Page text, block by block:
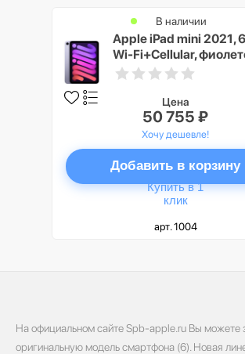
Apple iPad mini 2021,
Wi-Fi+Cellular,
В наличии
Цена
50 755 ₽
Хочу дешевле!
Добавить в корзину
Купить в 1
клик
арт. 1004
На официальном сайте Spb-apple.ru Вы можете
оригинальную модель смартфона (6). Новая